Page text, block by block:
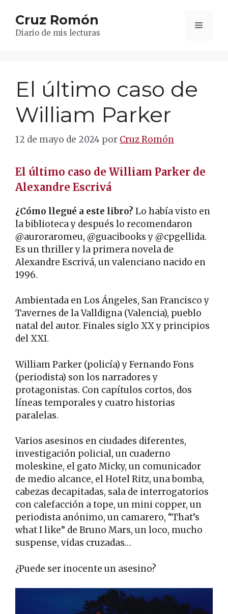
contenido
Cruz Romón
Diario de mis lecturas
Menú
El último caso de
William Parker
12 de mayo de 2024 por Cruz Romón
El último caso de William Parker de
Alexandre Escrivá
¿Cómo llegué a este libro? Lo había visto en
la biblioteca y después lo recomendaron
@auroraromeu, @guacibooks y @cpgellida.
Es un thriller y la primera novela de
Alexandre Escrivá, un valenciano nacido en
1996.
Ambientada en Los Ángeles, San Francisco y
Tavernes de la Valldigna (Valencia), pueblo
natal del autor. Finales siglo XX y principios
del XXI.
William Parker (policía) y Fernando Fons
(periodista) son los narradores y
protagonistas. Con capítulos cortos, dos
líneas temporales y cuatro historias
paralelas.
Varios asesinos en ciudades diferentes,
investigación policial, un cuaderno
moleskine, el gato Micky, un comunicador
de medio alcance, el Hotel Ritz, una bomba,
cabezas decapitadas, sala de interrogatorios
con calefacción a tope, un mini copper, un
periodista anónimo, un camarero, “That’s
what I like” de Bruno Mars, un loco, mucho
suspense, vidas cruzadas…
¿Puede ser inocente un asesino?